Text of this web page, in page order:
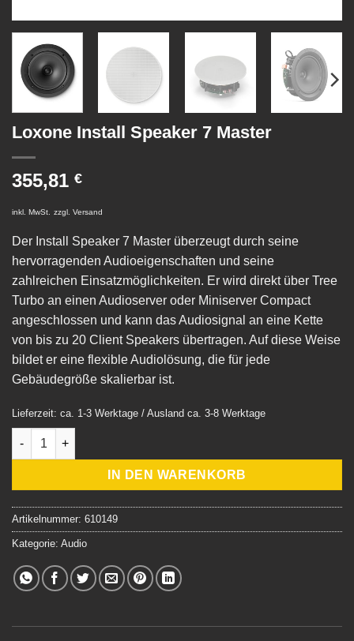
Loxone Install Speaker 7 Master
355,81 €
inkl. MwSt. zzgl. Versand
Der Install Speaker 7 Master überzeugt durch seine
hervorragenden Audioeigenschaften und seine
zahlreichen Einsatzmöglichkeiten. Er wird direkt über Tree
Turbo an einen Audioserver oder Miniserver Compact
angeschlossen und kann das Audiosignal an eine Kette
von bis zu 20 Client Speakers übertragen. Auf diese Weise
bildet er eine flexible Audiolösung, die für jede
Gebäudegröße skalierbar ist.
Lieferzeit: ca. 1-3 Werktage / Ausland ca. 3-8 Werktage
Loxone Install Speaker 7 Master Menge
IN DEN WARENKORB
Artikelnummer: 610149
Kategorie: Audio